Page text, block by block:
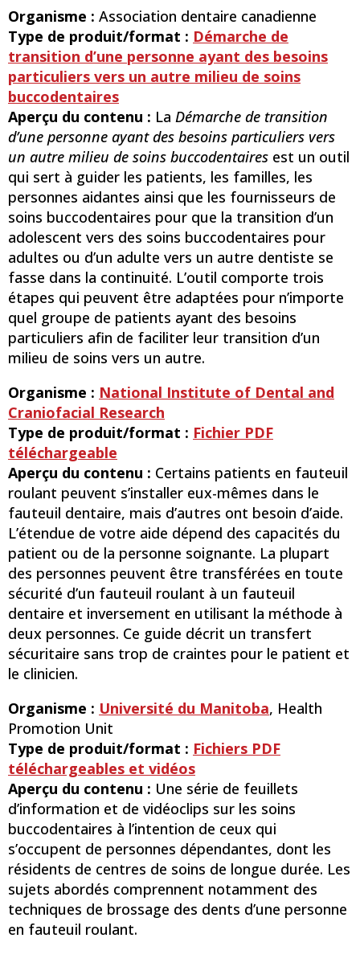
Organisme : Association dentaire canadienne
Type de produit/format : Démarche de
transition d’une personne ayant des besoins
particuliers vers un autre milieu de soins
buccodentaires
Aperçu du contenu : La Démarche de transition
d’une personne ayant des besoins particuliers vers
un autre milieu de soins buccodentaires est un outil
qui sert à guider les patients, les familles, les
personnes aidantes ainsi que les fournisseurs de
soins buccodentaires pour que la transition d’un
adolescent vers des soins buccodentaires pour
adultes ou d’un adulte vers un autre dentiste se
fasse dans la continuité. L’outil comporte trois
étapes qui peuvent être adaptées pour n’importe
quel groupe de patients ayant des besoins
particuliers afin de faciliter leur transition d’un
milieu de soins vers un autre.
Organisme : National Institute of Dental and
Craniofacial Research
Type de produit/format : Fichier PDF
téléchargeable
Aperçu du contenu : Certains patients en fauteuil
roulant peuvent s’installer eux-mêmes dans le
fauteuil dentaire, mais d’autres ont besoin d’aide.
L’étendue de votre aide dépend des capacités du
patient ou de la personne soignante. La plupart
des personnes peuvent être transférées en toute
sécurité d’un fauteuil roulant à un fauteuil
dentaire et inversement en utilisant la méthode à
deux personnes. Ce guide décrit un transfert
sécuritaire sans trop de craintes pour le patient et
le clinicien.
Organisme : Université du Manitoba, Health
Promotion Unit
Type de produit/format : Fichiers PDF
téléchargeables et vidéos
Aperçu du contenu : Une série de feuillets
d’information et de vidéoclips sur les soins
buccodentaires à l’intention de ceux qui
s’occupent de personnes dépendantes, dont les
résidents de centres de soins de longue durée. Les
sujets abordés comprennent notamment des
techniques de brossage des dents d’une personne
en fauteuil roulant.